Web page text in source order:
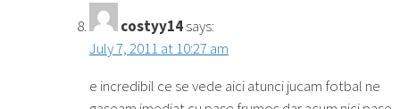
costyy14says:
July 7, 2011 at 10:27 am
e incredibil ce se vede aici atunci jucam fotbal ne